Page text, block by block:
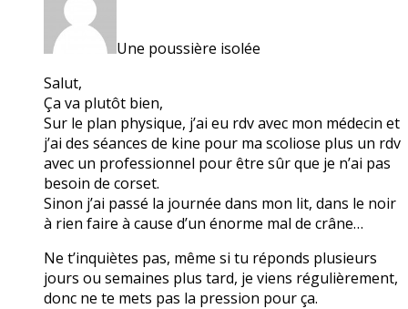
Une poussière isolée
Salut,
Ça va plutôt bien,
Sur le plan physique, j’ai eu rdv avec mon médecin et
j’ai des séances de kine pour ma scoliose plus un rdv
avec un professionnel pour être sûr que je n’ai pas
besoin de corset.
Sinon j’ai passé la journée dans mon lit, dans le noir
à rien faire à cause d’un énorme mal de crâne…
Ne t’inquiètes pas, même si tu réponds plusieurs
jours ou semaines plus tard, je viens régulièrement,
donc ne te mets pas la pression pour ça.